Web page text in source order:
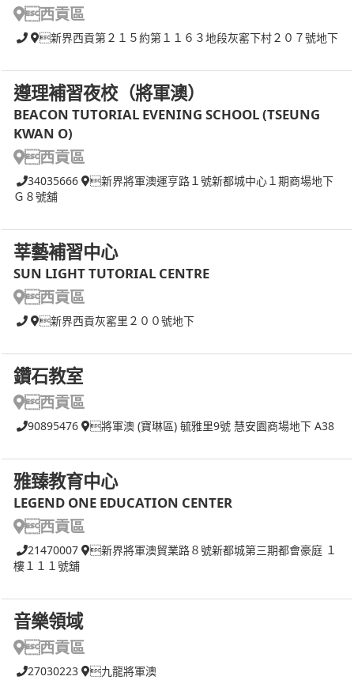
西貢區
新界西貢第２１５約第１１６３地段灰窰下村２０７號地下
遵理補習夜校（將軍澳）
BEACON TUTORIAL EVENING SCHOOL (TSEUNG
KWAN O)
西貢區
34035666
新界將軍澳運亨路１號新都城中心１期商場地下
Ｇ８號舖
莘藝補習中心
SUN LIGHT TUTORIAL CENTRE
西貢區
新界西貢灰窰里２００號地下
鑽石教室
西貢區
90895476 將軍澳 (寶琳區) 毓雅里9號 慧安園商場地下 A38
雅臻教育中心
LEGEND ONE EDUCATION CENTER
西貢區
21470007
新界將軍澳貿業路８號新都城第三期都會豪庭 １
樓１１１號舖
音樂領域
西貢區
27030223 九龍將軍澳